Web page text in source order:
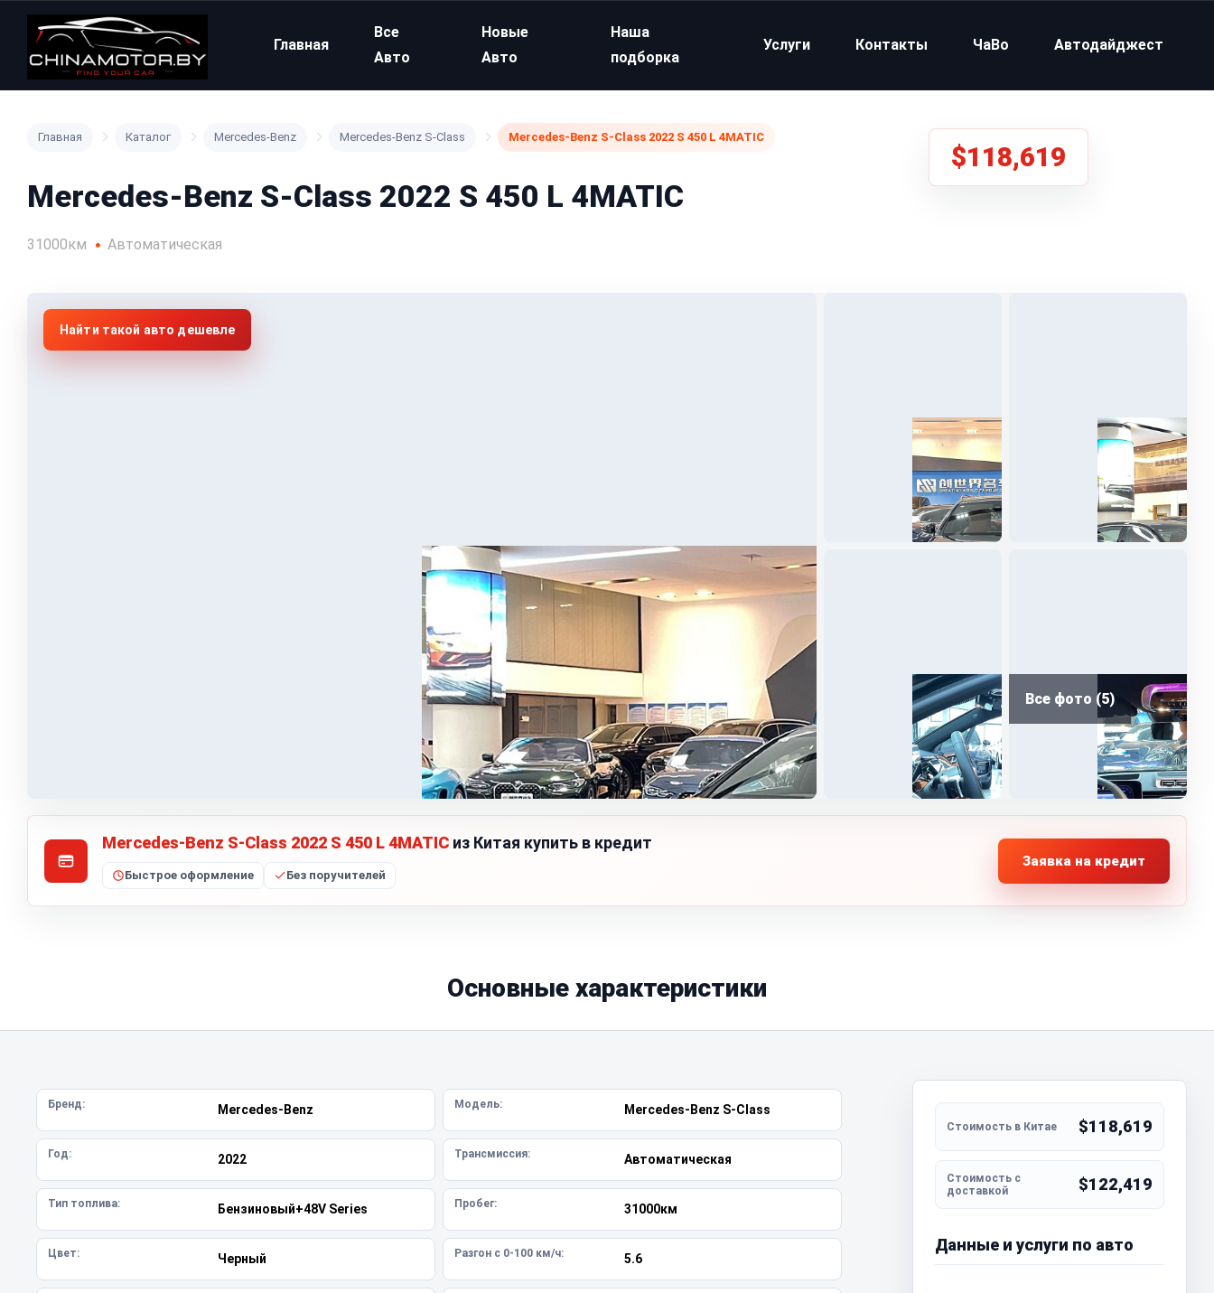
Главная
Все
Авто
Новые
Авто
Наша
подборка
Услуги Контакты ЧаВо Автодайджест
Главная Каталог Mercedes-Benz Mercedes-Benz S-Class Mercedes-Benz S-Class 2022 S 450 L 4MATIC
Mercedes-Benz S-Class 2022 S 450 L 4MATIC
31000км Автоматическая
$118,619
Все фото (5)
Найти такой авто дешевле
Mercedes-Benz S-Class 2022 S 450 L 4MATIC из Китая купить в кредит
Быстрое оформление Без поручителей
Заявка на кредит
Основные характеристики
Бренд: Mercedes-Benz Модель: Mercedes-Benz S-Class
Год: 2022 Трансмиссия: Автоматическая
Тип топлива: Бензиновый+48V Series Пробег: 31000км
Цвет: Черный Разгон с 0-100 км/ч: 5.6
$118,619
$122,419
Данные и услуги по авто